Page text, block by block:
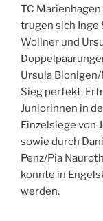
TC
trugen sich Inge
Wollner und
Ursula
Sieg perfekt.
Juniorinnen in
Einzelsiege von
sowie durch
Penz/Pia
konnte in
werden.